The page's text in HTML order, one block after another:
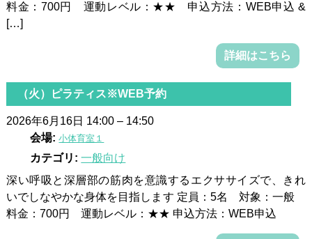
料金：700円 運動レベル：★★ 申込方法：WEB申込 &
[…]
詳細はこちら
（火）ピラティス※WEB予約
2026年6月16日 14:00– 14:50
会場: 小体育室１
カテゴリ: 一般向け
深い呼吸と深層部の筋肉を意識するエクササイズで、きれ
いでしなやかな身体を目指します 定員：5名 対象：一般
料金：700円 運動レベル：★★ 申込方法：WEB申込